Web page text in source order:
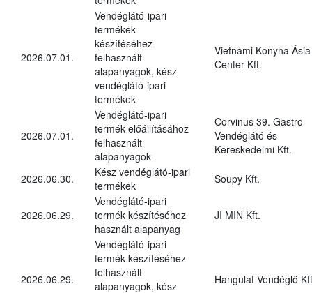
2026.07.01.
Vendéglátó-ipari
termékek
készítéséhez
felhasznált
alapanyagok, kész
vendéglátó-ipari
termékek
Vietnámi Konyha Ásia
Center Kft.
2026.07.01.
Vendéglátó-ipari
termék előállításához
felhasznált
alapanyagok
Corvinus 39. Gastro
Vendéglátó és
Kereskedelmi Kft.
2026.06.30.
Kész vendéglátó-ipari
termékek
Soupy Kft.
2026.06.29.
Vendéglátó-ipari
termék készítéséhez
használt alapanyag
JI MIN Kft.
2026.06.29.
Vendéglátó-ipari
termék készítéséhez
felhasznált
alapanyagok, kész
Hangulat Vendéglő